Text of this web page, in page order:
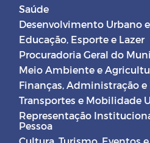
Saúde
Desenvolvimento Urbano
Educação, Esporte e Lazer
Procuradoria Geral do
Meio Ambiente e
Finanças, Administração
Transportes e Mobilidade
Representação
Pessoa